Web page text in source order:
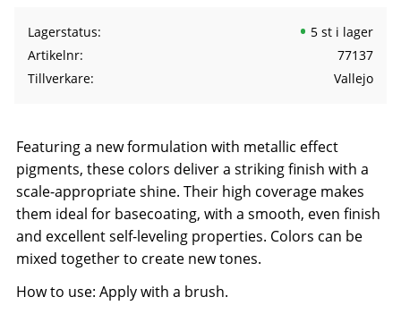
Lagerstatus
5 st i lager
Artikelnr
77137
Tillverkare
Vallejo
Featuring a new formulation with metallic effect
pigments, these colors deliver a striking finish with a
scale-appropriate shine. Their high coverage makes
them ideal for basecoating, with a smooth, even finish
and excellent self-leveling properties. Colors can be
mixed together to create new tones.
How to use: Apply with a brush.